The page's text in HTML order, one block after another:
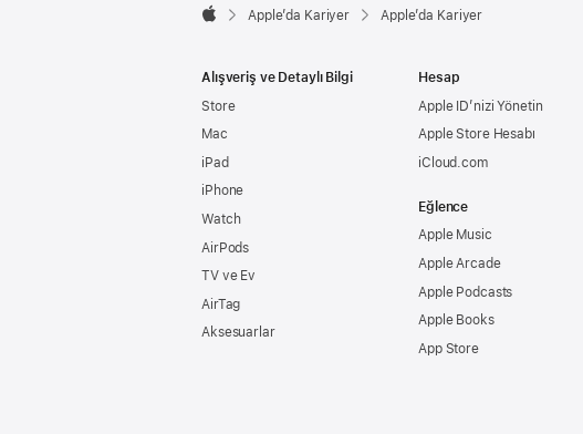

Apple’da Kariyer Apple’da Kariyer
Alışveriş ve Detaylı Bilgi
Store
Mac
iPad
iPhone
Watch
AirPods
TV ve Ev
AirTag
Aksesuarlar
Hesap
Apple ID’nizi Yönetin
Apple Store Hesabı
iCloud.com
Eğlence
Apple Music
Apple Arcade
Apple Podcasts
Apple Books
App Store